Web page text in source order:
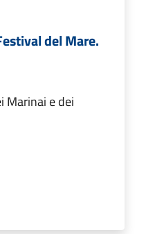
del Mare.
Marinai e dei